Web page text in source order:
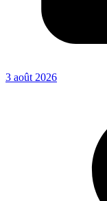
3 août 2026